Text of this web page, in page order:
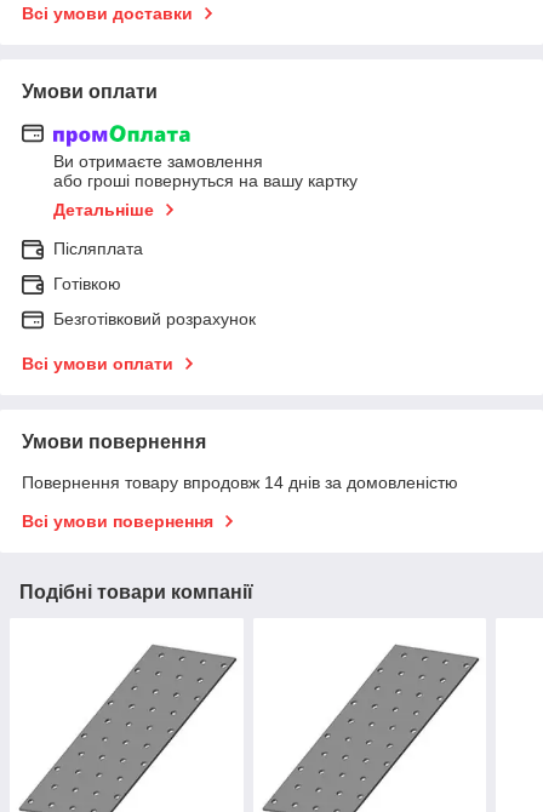
Всі умови доставки
Умови оплати
Ви отримаєте замовлення
або гроші повернуться на вашу картку
Детальніше
Післяплата
Готівкою
Безготівковий розрахунок
Всі умови оплати
Умови повернення
Повернення товару впродовж 14 днів за домовленістю
Всі умови повернення
Подібні товари компанії